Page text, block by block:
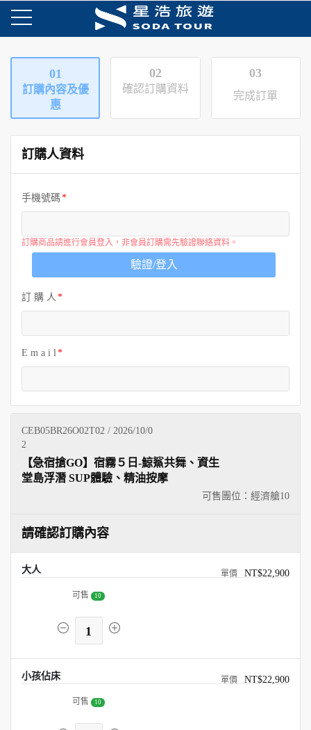
01
訂購內容及優
惠
02
確認訂購資料
03
完成訂單
訂購人資料
手機號碼
訂購商品請進行會員登入，非會員訂購需先驗證聯絡資料。
驗證/登入
訂 購 人
E m a i l
CEB05BR26O02T02 / 2026/10/0
2
可售團位：經濟艙10
【急宿搶GO】宿霧５日-鯨鯊共舞、資生
堂島浮潛 SUP體驗、精油按摩
請確認訂購內容
大人 NT$22,900
可售 10
1
小孩佔床 NT$22,900
可售 10